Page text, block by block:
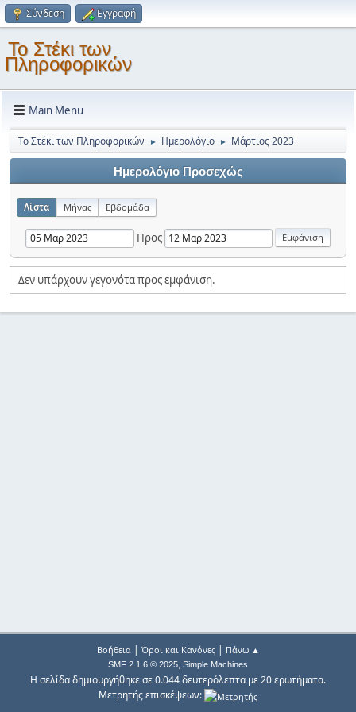
Σύνδεση Εγγραφή
Το Στέκι των
Πληροφορικών
Main Menu
Το Στέκι των Πληροφορικών ► Ημερολόγιο ► Μάρτιος 2023
Ημερολόγιο Προσεχώς
Λίστα Μήνας Εβδομάδα
Προς
Δεν υπάρχουν γεγονότα προς εμφάνιση.
Βοήθεια| Όροι και Κανόνες| Πάνω ▲
SMF 2.1.6 © 2025, Simple Machines
Η σελίδα δημιουργήθηκε σε 0.044 δευτερόλεπτα με 20 ερωτήματα.
Μετρητής επισκέψεων: